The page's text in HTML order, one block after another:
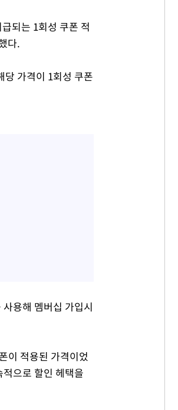
되는 1회성 쿠폰 적
다.
가격이 1회성 쿠폰
용해 멤버십 가입시
이 적용된 가격이었
으로 할인 헤택을